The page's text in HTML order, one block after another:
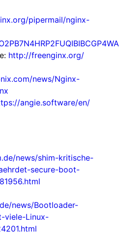
pipermail/nginx-
http://freenginx.org/
news/Nginx-
angie.software/en/
news/shim-kritische-
secure-boot-
news/Bootloader-
viele-Linux-